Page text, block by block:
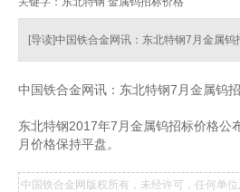
[导读]中国铁合金网讯：东北特钢7月金属钨
中国铁合金网讯：东北特钢7 月金属钨
东北特钢2017年7 月金属钨招标价格公
月价格保持平盘。
中国铁合金网版权所有，未经许可，任何单